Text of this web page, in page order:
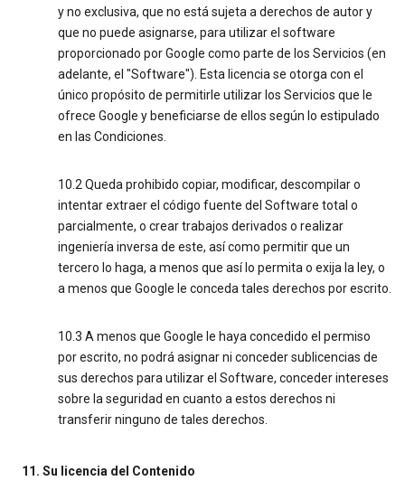
y no exclusiva, que no está sujeta a derechos de autor y
que no puede asignarse, para utilizar el software
proporcionado por Google como parte de los Servicios (en
adelante, el "Software"). Esta licencia se otorga con el
único propósito de permitirle utilizar los Servicios que le
ofrece Google y beneficiarse de ellos según lo estipulado
en las Condiciones.
10.2 Queda prohibido copiar, modificar, descompilar o
intentar extraer el código fuente del Software total o
parcialmente, o crear trabajos derivados o realizar
ingeniería inversa de este, así como permitir que un
tercero lo haga, a menos que así lo permita o exija la ley, o
a menos que Google le conceda tales derechos por escrito.
10.3 A menos que Google le haya concedido el permiso
por escrito, no podrá asignar ni conceder sublicencias de
sus derechos para utilizar el Software, conceder intereses
sobre la seguridad en cuanto a estos derechos ni
transferir ninguno de tales derechos.
11. Su licencia del Contenido